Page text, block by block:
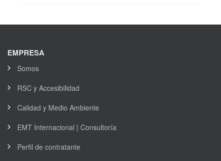
EMPRESA
Somos
RSC y Accesibilidad
Calidad y Medio Ambiente
EMT Internacional | Consultoría
Perfil de contratante